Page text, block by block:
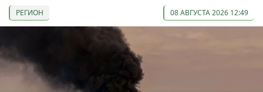
РЕГИОН 08 АВГУСТА 2026 12:49